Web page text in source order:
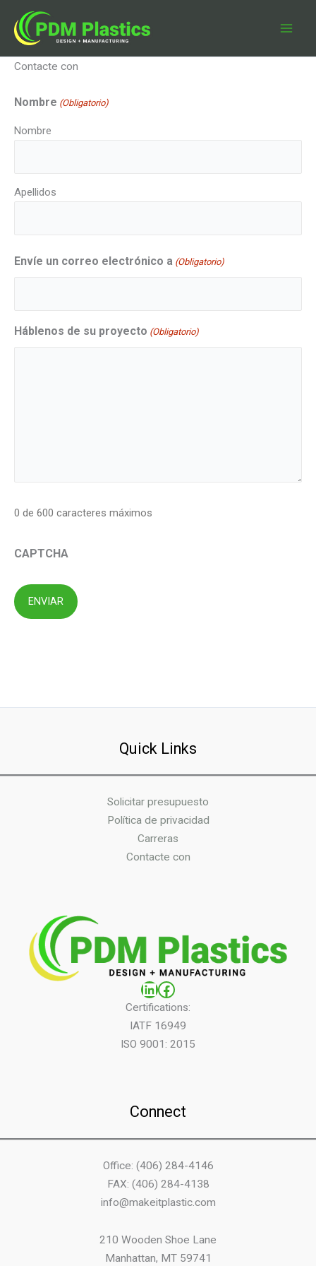
contenido
Contacte con
Nombre (Obligatorio)
Nombre
Apellidos
Envíe un correo electrónico a (Obligatorio)
Háblenos de su proyecto (Obligatorio)
0 de 600 caracteres máximos
CAPTCHA
Quick Links
Solicitar presupuesto
Política de privacidad
Carreras
Contacte con
LinkedIn
Facebook
Certifications:
IATF 16949
ISO 9001: 2015
Connect
Office: (406) 284-4146
FAX: (406) 284-4138
info@makeitplastic.com
210 Wooden Shoe Lane
Manhattan, MT 59741